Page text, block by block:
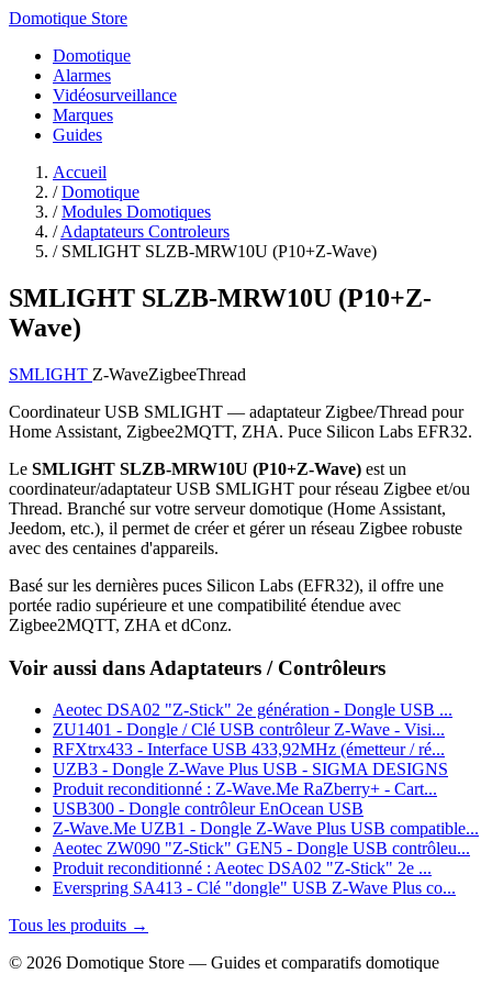
Domotique Store
Domotique
Alarmes
Vidéosurveillance
Marques
Guides
Accueil
/ Domotique
/ Modules Domotiques
/ Adaptateurs Controleurs
/ SMLIGHT SLZB-MRW10U (P10+Z-Wave)
SMLIGHT SLZB-MRW10U (P10+Z-
Wave)
SMLIGHT Z-WaveZigbeeThread
Coordinateur USB SMLIGHT — adaptateur Zigbee/Thread pour
Home Assistant, Zigbee2MQTT, ZHA. Puce Silicon Labs EFR32.
Le SMLIGHT SLZB-MRW10U (P10+Z-Wave) est un
coordinateur/adaptateur USB SMLIGHT pour réseau Zigbee et/ou
Thread. Branché sur votre serveur domotique (Home Assistant,
Jeedom, etc.), il permet de créer et gérer un réseau Zigbee robuste
avec des centaines d'appareils.
Basé sur les dernières puces Silicon Labs (EFR32), il offre une
portée radio supérieure et une compatibilité étendue avec
Zigbee2MQTT, ZHA et dConz.
Voir aussi dans Adaptateurs / Contrôleurs
Aeotec DSA02 "Z-Stick" 2e génération - Dongle USB ...
ZU1401 - Dongle / Clé USB contrôleur Z-Wave - Visi...
RFXtrx433 - Interface USB 433,92MHz (émetteur / ré...
UZB3 - Dongle Z-Wave Plus USB - SIGMA DESIGNS
Produit reconditionné : Z‑Wave.Me RaZberry+ - Cart...
USB300 - Dongle contrôleur EnOcean USB
Z-Wave.Me UZB1 - Dongle Z-Wave Plus USB compatible...
Aeotec ZW090 "Z-Stick" GEN5 - Dongle USB contrôleu...
Produit reconditionné : Aeotec DSA02 "Z-Stick" 2e ...
Everspring SA413 - Clé "dongle" USB Z-Wave Plus co...
Tous les produits →
© 2026 Domotique Store — Guides et comparatifs domotique